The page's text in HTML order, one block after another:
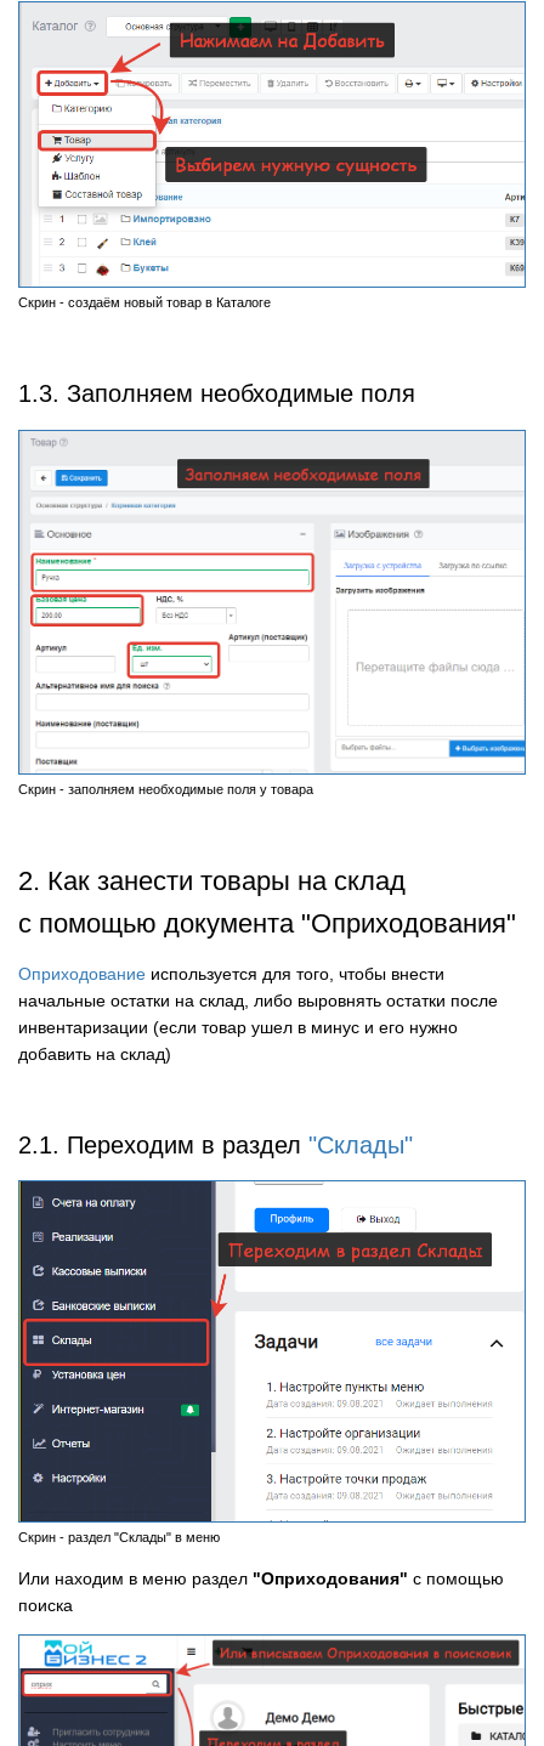
Скрин - создаём новый товар в Каталоге
1.3. Заполняем необходимые поля
Скрин - заполняем необходимые поля у товара
2. Как занести товары на склад
с помощью документа "Оприходования"
Оприходование используется для того, чтобы внести
начальные остатки на склад, либо выровнять остатки после
инвентаризации (если товар ушел в минус и его нужно
добавить на склад)
2.1. Переходим в раздел "Склады"
Скрин - раздел "Склады" в меню
Или находим в меню раздел "Оприходования" с помощью
поиска